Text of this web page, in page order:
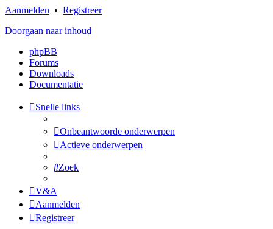
Aanmelden • Registreer
Doorgaan naar inhoud
phpBB
Forums
Downloads
Documentatie
Snelle links
Onbeantwoorde onderwerpen
Actieve onderwerpen
Zoek
V&A
Aanmelden
Registreer